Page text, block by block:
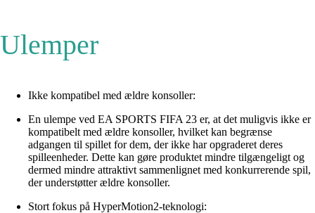
Ulemper
Ikke kompatibel med ældre konsoller:
En ulempe ved EA SPORTS FIFA 23 er, at det muligvis ikke er
kompatibelt med ældre konsoller, hvilket kan begrænse
adgangen til spillet for dem, der ikke har opgraderet deres
spilleenheder. Dette kan gøre produktet mindre tilgængeligt og
dermed mindre attraktivt sammenlignet med konkurrerende spil,
der understøtter ældre konsoller.
Stort fokus på HyperMotion2-teknologi: